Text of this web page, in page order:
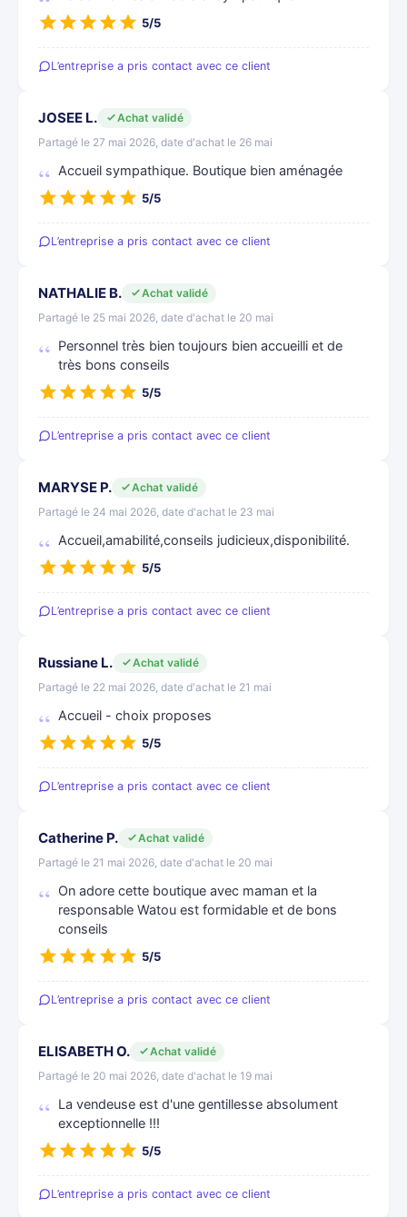
5/5
L’entreprise a pris contact avec ce client
JOSEE L.
Achat validé
Partagé le 27 mai 2026, date d'achat le 26 mai
Accueil sympathique. Boutique bien aménagée
5/5
L’entreprise a pris contact avec ce client
NATHALIE B.
Achat validé
Partagé le 25 mai 2026, date d'achat le 20 mai
Personnel très bien toujours bien accueilli et de
très bons conseils
5/5
L’entreprise a pris contact avec ce client
MARYSE P.
Achat validé
Partagé le 24 mai 2026, date d'achat le 23 mai
Accueil,amabilité,conseils judicieux,disponibilité.
5/5
L’entreprise a pris contact avec ce client
Russiane L.
Achat validé
Partagé le 22 mai 2026, date d'achat le 21 mai
Accueil - choix proposes
5/5
L’entreprise a pris contact avec ce client
Catherine P.
Achat validé
Partagé le 21 mai 2026, date d'achat le 20 mai
On adore cette boutique avec maman et la
responsable Watou est formidable et de bons
conseils
5/5
L’entreprise a pris contact avec ce client
ELISABETH O.
Achat validé
Partagé le 20 mai 2026, date d'achat le 19 mai
La vendeuse est d'une gentillesse absolument
exceptionnelle !!!
5/5
L’entreprise a pris contact avec ce client